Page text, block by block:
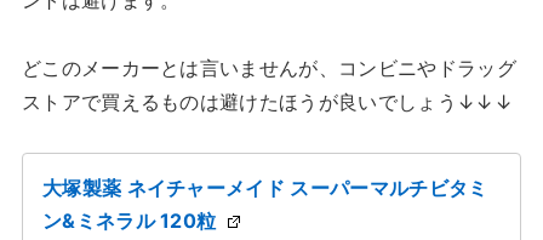
どこのメーカーとは言いませんが、コンビニやドラッグ
ストアで買えるものは避けたほうが良いでしょう↓↓↓
大塚製薬 ネイチャーメイド スーパーマルチビタミ
ン&ミネラル 120粒